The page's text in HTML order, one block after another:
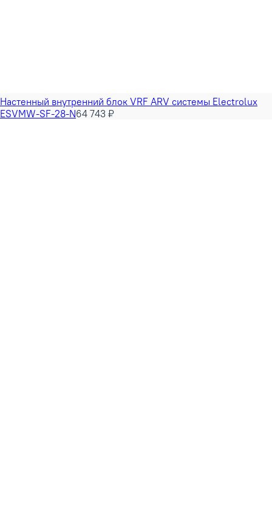
Настенный внутренний блок VRF ARV системы Electrolux
ESVMW-SF-28-N64 743 ₽